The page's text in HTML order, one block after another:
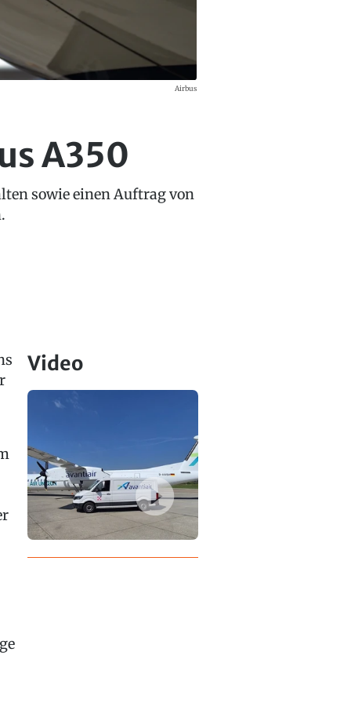
Airbus
A350
sowie einen Auftrag von
Video